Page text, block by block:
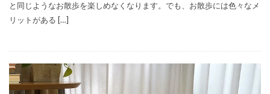
と同じようなお散歩を楽しめなくなります。でも、お散歩には色々なメ
リットがある […]